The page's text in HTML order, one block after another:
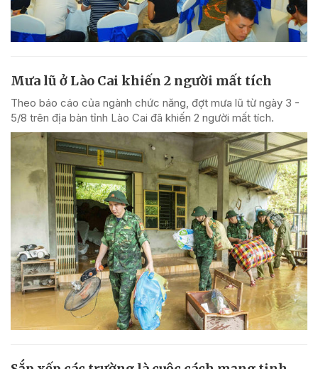
Mưa lũ ở Lào Cai khiến 2 người mất tích
Theo báo cáo của ngành chức năng, đợt mưa lũ từ ngày 3 -
5/8 trên địa bàn tỉnh Lào Cai đã khiến 2 người mất tích.